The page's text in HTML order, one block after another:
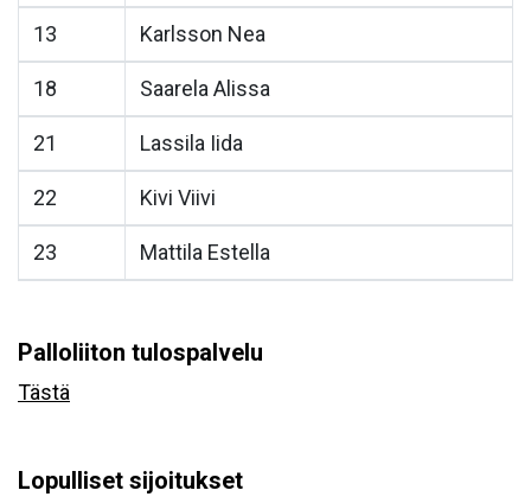
13 Karlsson Nea
18 Saarela Alissa
21 Lassila Iida
22 Kivi Viivi
23 Mattila Estella
Palloliiton tulospalvelu
Tästä
Lopulliset sijoitukset